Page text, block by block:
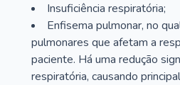
Insuficiência respiratória;
Enfisema pulmonar, no
pulmonares que afetam a
paciente. Há uma redução
respiratória, causando